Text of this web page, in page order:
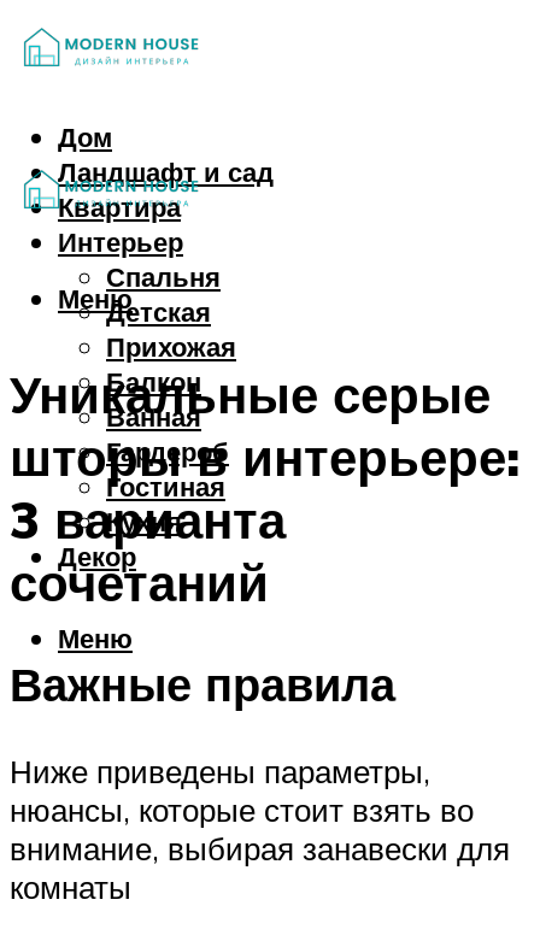
Дом
Ландшафт и сад
Квартира
Интерьер
Спальня
Детская
Прихожая
Балкон
Ванная
Гардероб
Гостиная
Кухня
Декор
Меню
Меню
Уникальные серые
шторы в интерьере:
3 варианта
сочетаний
Важные правила
Ниже приведены параметры,
нюансы, которые стоит взять во
внимание, выбирая занавески для
комнаты